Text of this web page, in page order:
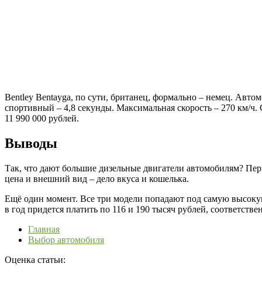
Bentley Bentayga, по сути, британец, формально – немец.
спортивный – 4,8 секунды. Максимальная скорость – 270 км/
11 990 000 рублей.
Выводы
Так, что дают большие дизельные двигатели автомобилям?
цена и внешний вид – дело вкуса и кошелька.
Ещё один момент. Все три модели попадают под самую
в год придется платить по 116 и 190 тысяч рублей,
Главная
Выбор автомобиля
Оценка статьи: